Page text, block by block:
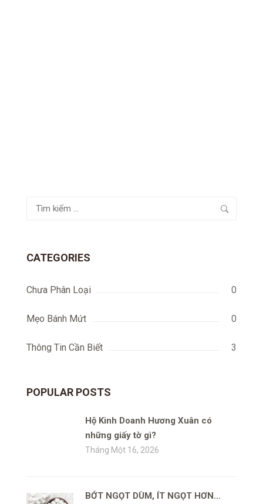
Tìm
CATEGORIES
Chưa Phân Loại 0
Mẹo Bánh Mứt 0
Thông Tin Cần Biết 3
POPULAR POSTS
Hộ Kinh Doanh Hương Xuân có
những giấy tờ gì?
Tháng Một 16, 2026
BỚT NGỌT DÙM, ÍT NGỌT HƠN…